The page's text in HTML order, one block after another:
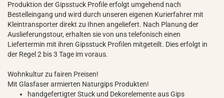
Produktion der Gipsstuck Profile erfolgt umgehend nach
Bestelleingang und wird durch unseren eigenen Kurierfahrer mit
Kleintransporter direkt zu Ihnen angeliefert. Nach Planung der
Auslieferungstour, erhalten sie von uns telefonisch einen
Liefertermin mit ihren Gipsstuck Profilen mitgeteilt. Dies erfolgt in
der Regel 2 bis 3 Tage im voraus.
Wohnkultur zu fairen Preisen!
Mit Glasfaser armierten Naturgips Produkten!
handgefertigter Stuck und Dekorelemente aus Gips